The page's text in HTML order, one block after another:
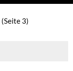
(Seite 3)